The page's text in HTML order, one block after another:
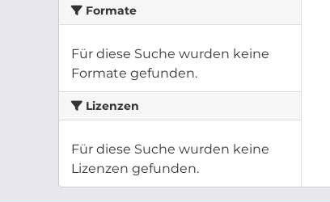
Formate
Für diese Suche wurden keine
Formate gefunden.
Lizenzen
Für diese Suche wurden keine
Lizenzen gefunden.